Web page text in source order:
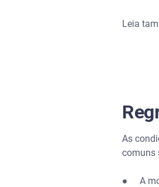
Leia
As
comuns
● A